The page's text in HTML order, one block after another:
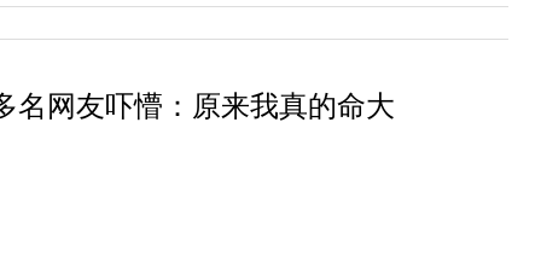
名网友吓懵：原来我真的命大